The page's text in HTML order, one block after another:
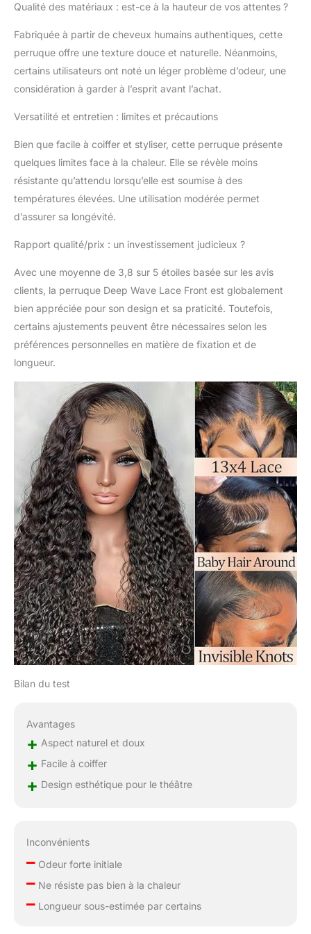
excellent choix pour
【13x4 Deep Wave
Lace Front Wigs
dentelle hd
transparente sur le
l'autre, douce et
pouvez faire des
cheveux de bébé à
volonté. La grande
zone tissée à la main
vous permettre de faire
plus de coiffures,
partie latérale, la demi-
queue de cheval haute
et ainsi de suite. 150
densité hd lace front
duveteux. 【 Deep
Wave Wig Cap】13x4
hd lace front wigs cap
(21,5-22,5 pouces)
avec 4 peignes et des
sangles réglables, vous
permet de changer le
serrage, qui reste
fermement sur la tête
de la plupart des
femmes. Le filet
élastique respirant est
confortable et léger à
porter, de sorte que
vous pouvez le porter
toute la journée.
【Deep Wave Frontal
Wig For Any
Occasion】Deep Wave
Wig, convient à toutes
savez pas quel cadeau
profondes cheveux
Qualité des matériaux : est-ce à la hauteur de vos attentes ?
Fabriquée à partir de cheveux humains authentiques, cette
perruque offre une texture douce et naturelle. Néanmoins,
certains utilisateurs ont noté un léger problème d’odeur, une
considération à garder à l’esprit avant l’achat.
Versatilité et entretien : limites et précautions
Bien que facile à coiffer et styliser, cette perruque présente
quelques limites face à la chaleur. Elle se révèle moins
résistante qu’attendu lorsqu’elle est soumise à des
températures élevées. Une utilisation modérée permet
d’assurer sa longévité.
Rapport qualité/prix : un investissement judicieux ?
Avec une moyenne de 3,8 sur 5 étoiles basée sur les avis
clients, la perruque Deep Wave Lace Front est globalement
bien appréciée pour son design et sa praticité. Toutefois,
certains ajustements peuvent être nécessaires selon les
préférences personnelles en matière de fixation et de
longueur.
Bilan du test
Avantages
+ Aspect naturel et doux
+ Facile à coiffer
+ Design esthétique pour le théâtre
Inconvénients
–Odeur forte initiale
–Ne résiste pas bien à la chaleur
–Longueur sous-estimée par certains